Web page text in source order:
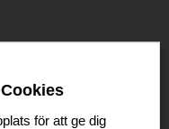
företagsgrupp med
för att ge dig